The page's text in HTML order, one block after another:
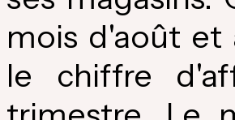
mois d'août et
le chiffre